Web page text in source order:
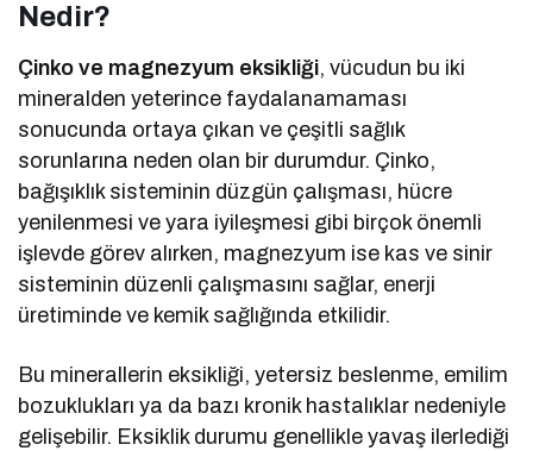
Nedir?
Çinko ve magnezyum eksikliği, vücudun bu iki
mineralden yeterince faydalanamaması
sonucunda ortaya çıkan ve çeşitli sağlık
sorunlarına neden olan bir durumdur. Çinko,
bağışıklık sisteminin düzgün çalışması, hücre
yenilenmesi ve yara iyileşmesi gibi birçok önemli
işlevde görev alırken, magnezyum ise kas ve sinir
sisteminin düzenli çalışmasını sağlar, enerji
üretiminde ve kemik sağlığında etkilidir.
Bu minerallerin eksikliği, yetersiz beslenme, emilim
bozuklukları ya da bazı kronik hastalıklar nedeniyle
gelişebilir. Eksiklik durumu genellikle yavaş ilerlediği